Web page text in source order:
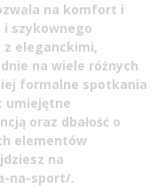
na komfort i
i szykownego
z eleganckimi,
na wiele różnych
formalne spotkania
umiejętne
oraz dbałość o
elementów
na
na-sport/.